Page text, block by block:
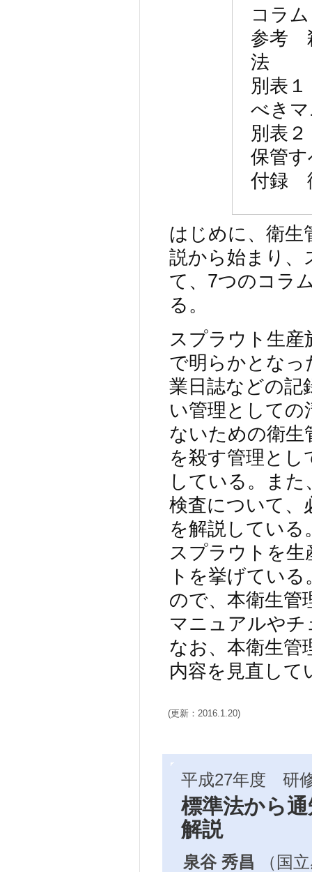
コラム
参考
法
別表
べき
別表
保管
付録
はじめに、衛生
説から始まり、
て、7つのコラ
る。
スプラウト生産
で明らかとなっ
業日誌などの記
い管理としての
ないための衛生
を殺す管理とし
している。ま
検査について、
を解説している
スプラウトを
トを挙げてい
ので、本衛生管
マニュアルや
なお、本衛生管
内容を見直して
(更新：2016.1.20)
平成27年度 研
標準法から
解説
泉谷 秀昌 （国